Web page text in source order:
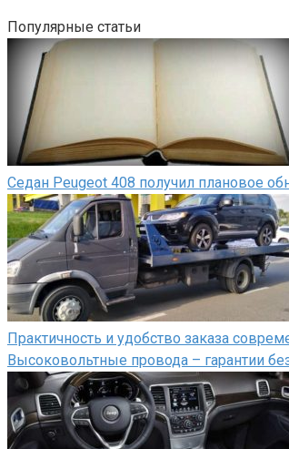
Популярные статьи
Седан Peugeot 408 получил плановое
Практичность и удобство заказа
Высоковольтные провода – гарантии